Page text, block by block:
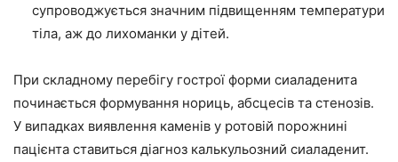
супроводжується значним підвищенням температури
тіла, аж до лихоманки у дітей.
При складному перебігу гострої форми сиаладенита
починається формування нориць, абсцесів та стенозів.
У випадках виявлення каменів у ротовій порожнині
пацієнта ставиться діагноз калькульозний сиаладенит.